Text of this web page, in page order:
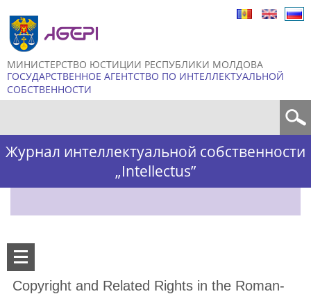
МИНИСТЕРСТВО ЮСТИЦИИ РЕСПУБЛИКИ МОЛДОВА
ГОСУДАРСТВЕННОЕ АГЕНТСТВО ПО ИНТЕЛЛЕКТУАЛЬНОЙ
СОБСТВЕННОСТИ
Журнал интеллектуальной собственности
„Intellectus”
Copyright and Related Rights in the Roman-